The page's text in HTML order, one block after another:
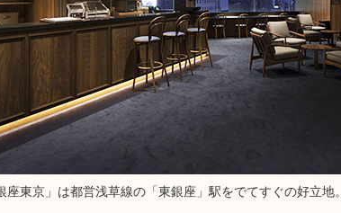
座東京」は都営浅草線の「東銀座」駅をでてすぐの好立地。